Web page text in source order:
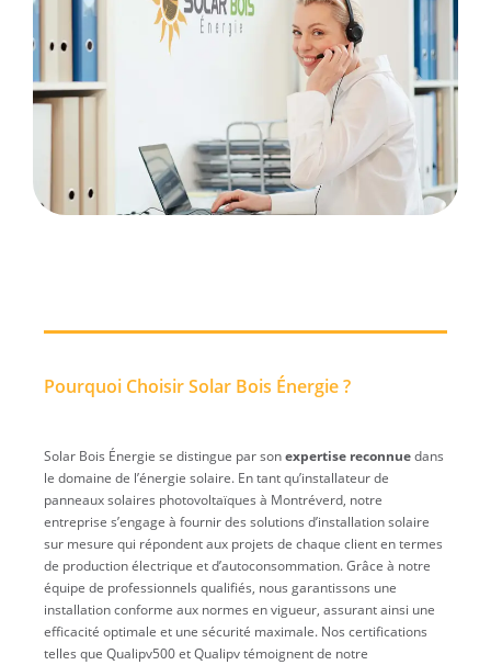
Pourquoi Choisir Solar Bois Énergie ?
Solar Bois Énergie se distingue par sonexpertise reconnuedans
le domaine de l’énergie solaire. En tant qu’installateur de
panneaux solaires photovoltaïques à Montréverd, notre
entreprise s’engage à fournir des solutions d’installation solaire
sur mesure qui répondent aux projets de chaque client en termes
de production électrique et d’autoconsommation. Grâce à notre
équipe de professionnels qualifiés, nous garantissons une
installation conforme aux normes en vigueur, assurant ainsi une
efficacité optimale et une sécurité maximale. Nos certifications
telles que Qualipv500 et Qualipv témoignent de notre